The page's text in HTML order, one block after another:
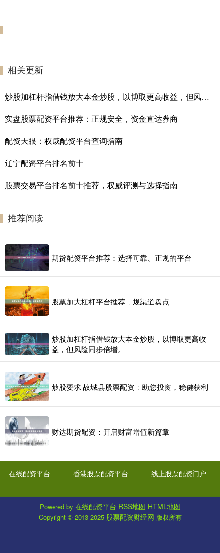
相关更新
炒股加杠杆指借钱放大本金炒股，以博取更高收益，但风险同步倍增。
实盘股票配资平台推荐：正规安全，资金直达券商
配资天眼：权威配资平台查询指南
辽宁配资平台排名前十
股票交易平台排名前十推荐，权威评测与选择指南
推荐阅读
期货配资平台推荐：选择可靠、正规的平台
股票加大杠杆平台推荐，规渠道盘点
炒股加杠杆指借钱放大本金炒股，以博取更高收
益，但风险同步倍增。
炒股要求 故城县股票配资：助您投资，稳健获利
财达期货配资：开启财富增值新篇章
在线配资平台 香港股票配资平台 线上股票配资门户
Powered by 在线配资平台 RSS地图 HTML地图
Copyright © 2013-2025 股票配资财经网 版权所有